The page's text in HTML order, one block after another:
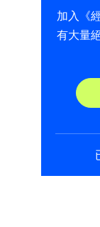
加入《
有大量